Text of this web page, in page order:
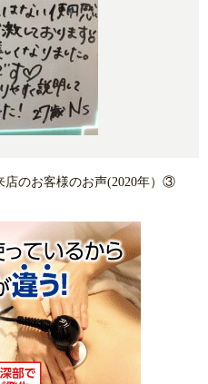
店のお客様のお声(2020年）③